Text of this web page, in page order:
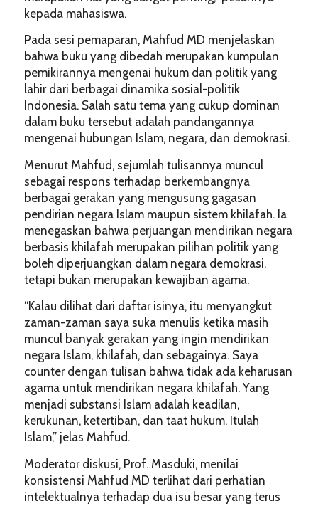
kepada mahasiswa.
Pada sesi pemaparan, Mahfud MD menjelaskan
bahwa buku yang dibedah merupakan kumpulan
pemikirannya mengenai hukum dan politik yang
lahir dari berbagai dinamika sosial-politik
Indonesia. Salah satu tema yang cukup dominan
dalam buku tersebut adalah pandangannya
mengenai hubungan Islam, negara, dan demokrasi.
Menurut Mahfud, sejumlah tulisannya muncul
sebagai respons terhadap berkembangnya
berbagai gerakan yang mengusung gagasan
pendirian negara Islam maupun sistem khilafah. Ia
menegaskan bahwa perjuangan mendirikan negara
berbasis khilafah merupakan pilihan politik yang
boleh diperjuangkan dalam negara demokrasi,
tetapi bukan merupakan kewajiban agama.
“Kalau dilihat dari daftar isinya, itu menyangkut
zaman-zaman saya suka menulis ketika masih
muncul banyak gerakan yang ingin mendirikan
negara Islam, khilafah, dan sebagainya. Saya
counter dengan tulisan bahwa tidak ada keharusan
agama untuk mendirikan negara khilafah. Yang
menjadi substansi Islam adalah keadilan,
kerukunan, ketertiban, dan taat hukum. Itulah
Islam,” jelas Mahfud.
Moderator diskusi, Prof. Masduki, menilai
konsistensi Mahfud MD terlihat dari perhatian
intelektualnya terhadap dua isu besar yang terus